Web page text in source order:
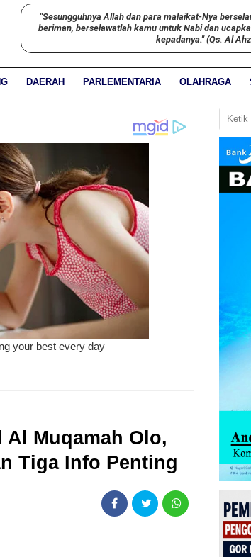
"Sesungguhnya Allah dan para malaikat-Nya
beriman, berselawatlah kamu untuk Nabi dan
kepadanya." (Qs. Al
DAERAH PARLEMENTARIA OLAHRAGA
Muqamah Olo,
Tiga Info Penting